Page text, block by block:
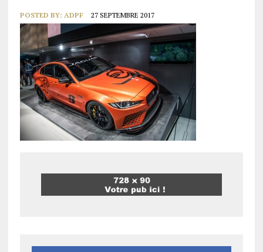
POSTED BY: ADPF 27 SEPTEMBRE 2017